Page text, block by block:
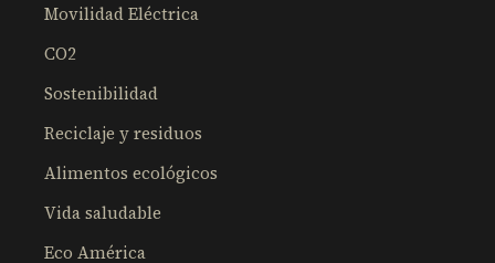
Movilidad Eléctrica
CO2
Sostenibilidad
Reciclaje y residuos
Alimentos ecológicos
Vida saludable
Eco América